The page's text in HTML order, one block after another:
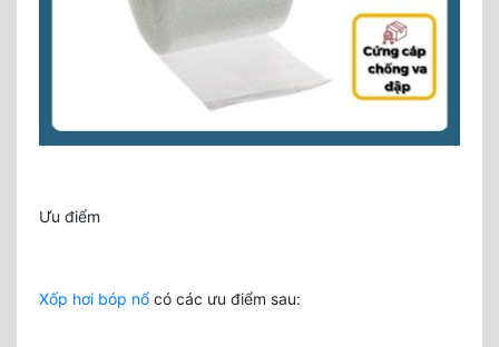
Ưu điểm
Xốp hơi bóp nổ có các ưu điểm sau: